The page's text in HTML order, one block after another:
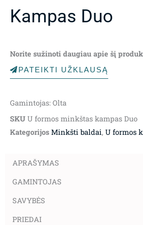
Kampas Duo
Norite sužinoti daugiau apie šį
PATEIKTI UŽKLAUSĄ
Gamintojas: Olta
SKU U formos minkštas kampas Duo
Kategorijos Minkšti baldai, U formos
APRAŠYMAS
GAMINTOJAS
SAVYBĖS
PRIEDAI